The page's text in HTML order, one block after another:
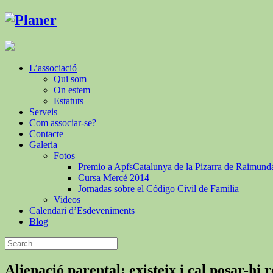
L’associació
Qui som
On estem
Estatuts
Serveis
Com associar-se?
Contacte
Galeria
Fotos
Premio a ApfsCatalunya de la Pizarra de
Cursa Mercé 2014
Jornadas sobre el Código Civil de Familia
Videos
Calendari d’Esdeveniments
Blog
Alienació parental: existeix i cal posar-hi